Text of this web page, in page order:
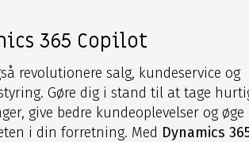
365 Copilot
revolutionere salg, kundeservice og
Gøre dig i stand til at tage
give bedre kundeoplevelser og øge
i din forretning. Med Dynamics